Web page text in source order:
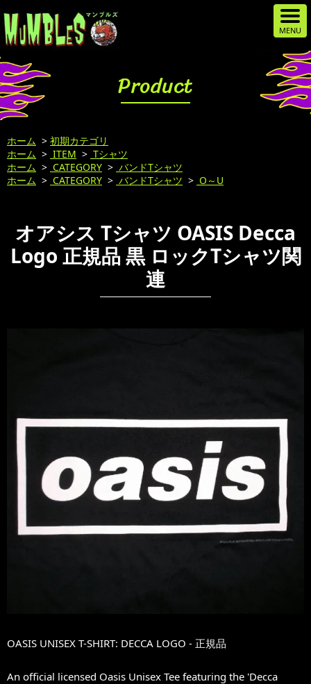
Product
ホーム > 初期カテゴリ
ホーム > ITEM > Tシャツ
ホーム > CATEGORY > バンドTシャツ
ホーム > CATEGORY > バンドTシャツ > O～U
オアシス Tシャツ OASIS Decca
Logo 正規品 黒 ロックTシャツ関
連
OASIS UNISEX T-SHIRT: DECCA LOGO - 正規品
An official licensed Oasis Unisex Tee featuring the 'Decca